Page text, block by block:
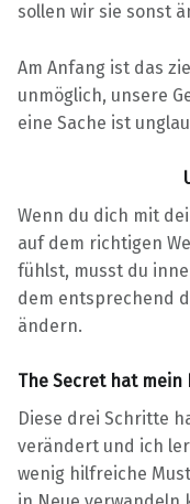
sollen wir sie sonst
Am Anfang ist das
unmöglich, unsere
eine Sache ist
Wenn du dich mit
auf dem richtigen
fühlst, musst du
dem entsprechend
ändern.
The Secret hat
Diese drei Schritte
verändert und ich
wenig hilfreiche